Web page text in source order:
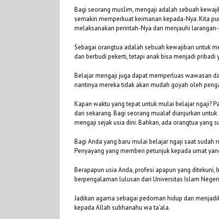
Bagi seorang muslim, mengaji adalah sebuah
semakin memperkuat keimanan kepada-Nya. Kita
melaksanakan perintah-Nya dan menjauhi
Sebagai orangtua adalah sebuah kewajiban untuk
dan berbudi pekerti, tetapi anak bisa menjadi
Belajar mengaji juga dapat memperluas wawasan
nantinya mereka tidak akan mudah goyah oleh
Kapan waktu yang tepat untuk mulai belajar ngaji?
dari sekarang. Bagi seorang mualaf dianjurkan
mengaji sejak usia dini. Bahkan, ada orangtua yang
Bagi Anda yang baru mulai belajar ngaji saat sudah
Penyayang yang memberi petunjuk kepada umat
Berapapun usia Anda, profesi apapun yang
berpengalaman lulusan dari Universitas Islam
Jadikan agama sebagai pedoman hidup dan
kepada Allah subhanahu wa ta’ala.